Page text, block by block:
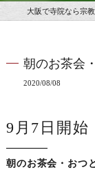
朝のお茶会
2020/08/08
朝のお茶会・おつ
9月7日開始